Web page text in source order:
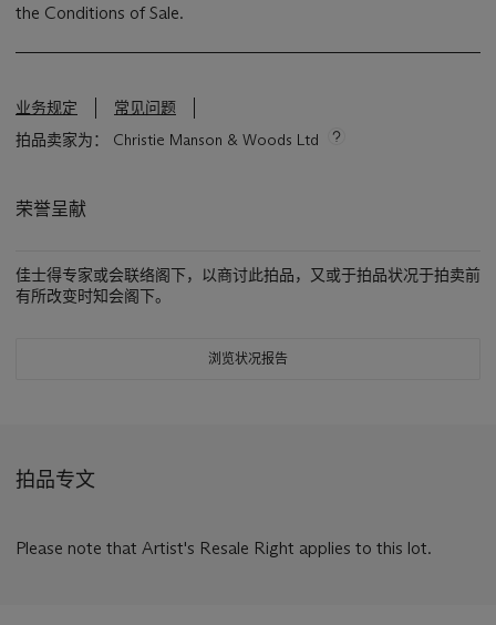
the Conditions of Sale.
业务规定
常见问题
拍品卖家为： Christie Manson & Woods Ltd
荣誉呈献
佳士得专家或会联络阁下，以商讨此拍品，又或于拍品状况于拍卖前
有所改变时知会阁下。
浏览状况报告
拍品专文
Please note that Artist's Resale Right applies to this lot.